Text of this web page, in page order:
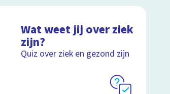
Wat weet jij over ziek
zijn?
Quiz over ziek en gezond zijn